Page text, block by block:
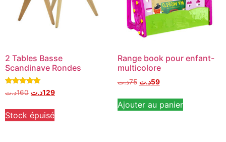
2 Tables Basse
Scandinave Rondes
Note
5.00
160د.ت 129د.ت
Stock épuisé
Range book pour enfant-
multicolore
75د.ت 59د.ت
Ajouter au panier